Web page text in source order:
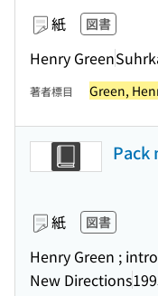
紙 図書
Henry Green
著者標目 Green,
Pack
紙 図書
Henry Green ;
New Directions